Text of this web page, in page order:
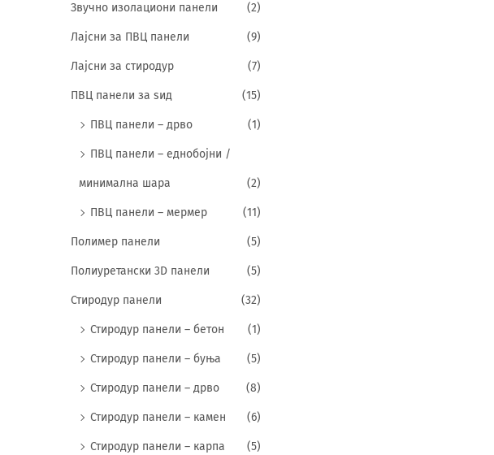
Звучно изолациони панели (2)
Лајсни за ПВЦ панели (9)
Лајсни за стиродур (7)
ПВЦ панели за ѕид (15)
ПВЦ панели – дрво (1)
ПВЦ панели – еднобојни /
минимална шара (2)
ПВЦ панели – мермер (11)
Полимер панели (5)
Полиуретански 3D панели (5)
Стиродур панели (32)
Стиродур панели – бетон (1)
Стиродур панели – буња (5)
Стиродур панели – дрво (8)
Стиродур панели – камен (6)
Стиродур панели – карпа (5)